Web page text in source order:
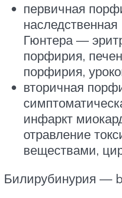
первичная
наследственная
Гюнтера —
порфирия,
порфирия,
вторичная
инфаркт
отравление
веществами,
Билирубинурия —